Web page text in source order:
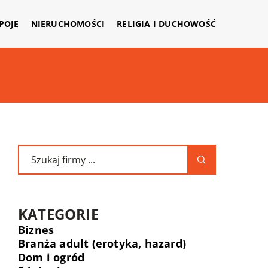
NIERUCHOMOŚCI RELIGIA I DUCHOWOŚĆ
KATEGORIE
Biznes
Branża adult (erotyka, hazard)
Dom i ogród